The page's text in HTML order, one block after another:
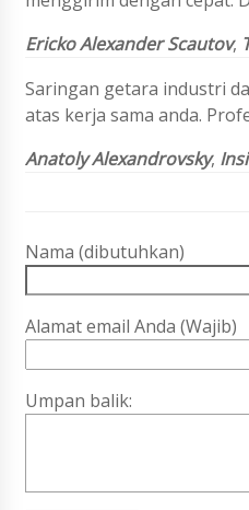
Ericko Alexander Scautov,
Saringan getara industri
atas kerja sama anda.
Anatoly Alexandrovsky,
Nama (dibutuhkan)
Alamat email Anda (Wajib)
Umpan balik: